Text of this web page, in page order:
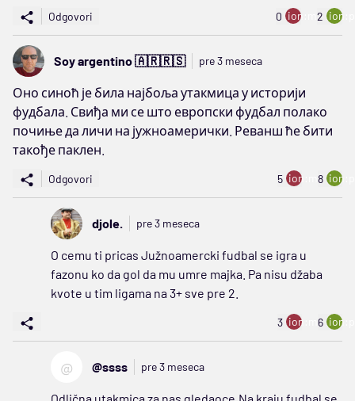
Odgovori 0 ion:minus
2
Soy argentino 🇦🇷🇷🇸 pre 3 meseca
Оно синоћ је била најбоља утакмица у историји
фудбала. Свиђа ми се што европски фудбал полако
почиње да личи на јужноамерички. Реванш ће бити
такође паклен.
Odgovori 5 ion:minus
8
djole. pre 3 meseca
O cemu ti pricas Južnoamercki fudbal se igra u
fazonu ko da gol da mu umre majka. Pa nisu džaba
kvote u tim ligama na 3+ sve pre 2.
3 ion:minus
6
@ @ssss pre 3 meseca